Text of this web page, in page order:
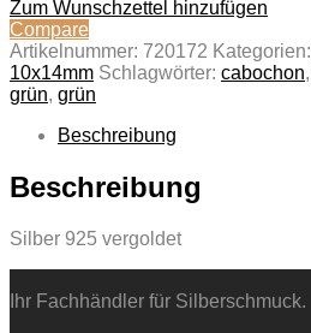
Zum Wunschzettel hinzufügen
Compare
Artikelnummer: 720172 Kategorien:
10x14mm Schlagwörter: cabochon,
grün, grün
Beschreibung
Beschreibung
Silber 925 vergoldet
Ihr Fachhändler für Silberschmuck.